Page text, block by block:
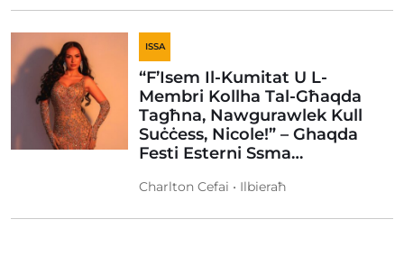
ISSA
“F’Isem Il-Kumitat U L-
Membri Kollha Tal-Għaqda
Tagħna, Nawgurawlek Kull
Suċċess, Nicole!” – Ghaqda
Festi Esterni Ssma…
Charlton Cefai • Ilbieraħ